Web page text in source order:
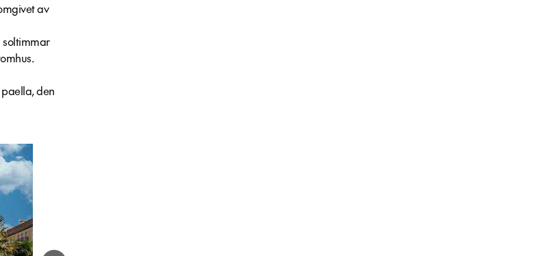
av
den